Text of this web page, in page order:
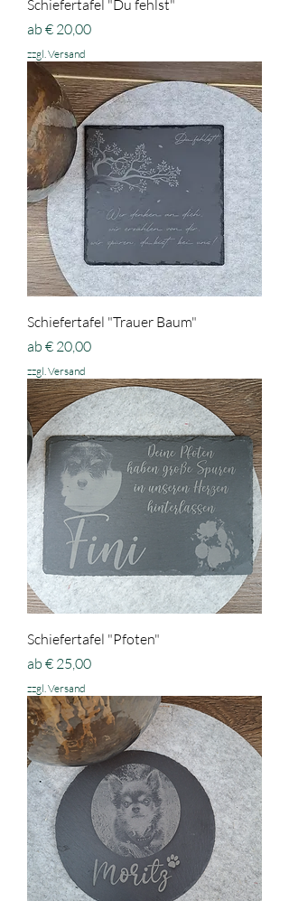
Schiefertafel "Du fehlst"
ab € 20,00
Sale-Preis
zzgl. Versand
Schiefertafel "Trauer Baum"
ab € 20,00
Sale-Preis
zzgl. Versand
Schiefertafel "Pfoten"
ab € 25,00
Sale-Preis
zzgl. Versand